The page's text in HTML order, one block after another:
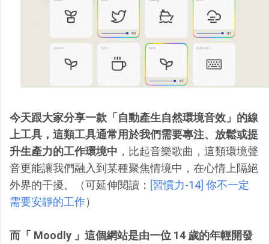
今天跟大家分享一款「自動產生自然環境音效」的線
上工具，這類工具通常用於我們需要專注、放鬆或提
升生產力的工作環境中 ，比起音樂歌曲，這類環境聲
音更能讓我們融入到某種聚焦情境中，在心情上隔絕
外界的干擾。（可延伸閱讀： [習慣力-14] 你不一定
需要安靜的工作）
而「 Moodly 」這個網站是由一位 14 歲的年輕開發